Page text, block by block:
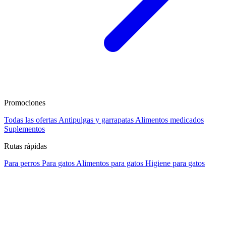
Promociones
Todas las ofertas Antipulgas y garrapatas Alimentos medicados
Suplementos
Rutas rápidas
Para perros Para gatos Alimentos para gatos Higiene para gatos